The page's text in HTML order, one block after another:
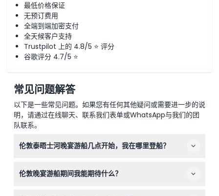
最低价格保证
无预订费用
全端到端加密支付
全天候客户支持
Trustpilot 上的 4.8/5 ⭐ 评分
谷歌评分 4.7/5 ⭐
常见问题解答
以下是一些常见问题。如果您有任何其他疑问或需要进一步的说
明，请通过在线聊天、联系我们表单或WhatsApp与我们的团
队联系。
伦敦泰晤士河晚宴游船几点开始，我在哪里登船？
利亚堤岸，邮编SW1A 2JH，游船将准时在晚上7:45出发。
伦敦晚宴游船期间我能期待什么？